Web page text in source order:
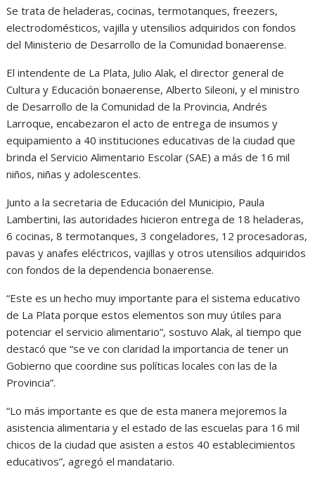
Se trata de heladeras, cocinas, termotanques, freezers,
electrodomésticos, vajilla y utensilios adquiridos con fondos
del Ministerio de Desarrollo de la Comunidad bonaerense.
El intendente de La Plata, Julio Alak, el director general de
Cultura y Educación bonaerense, Alberto Sileoni, y el ministro
de Desarrollo de la Comunidad de la Provincia, Andrés
Larroque, encabezaron el acto de entrega de insumos y
equipamiento a 40 instituciones educativas de la ciudad que
brinda el Servicio Alimentario Escolar (SAE) a más de 16 mil
niños, niñas y adolescentes.
Junto a la secretaria de Educación del Municipio, Paula
Lambertini, las autoridades hicieron entrega de 18 heladeras,
6 cocinas, 8 termotanques, 3 congeladores, 12 procesadoras,
pavas y anafes eléctricos, vajillas y otros utensilios adquiridos
con fondos de la dependencia bonaerense.
“Este es un hecho muy importante para el sistema educativo
de La Plata porque estos elementos son muy útiles para
potenciar el servicio alimentario”, sostuvo Alak, al tiempo que
destacó que “se ve con claridad la importancia de tener un
Gobierno que coordine sus políticas locales con las de la
Provincia”.
“Lo más importante es que de esta manera mejoremos la
asistencia alimentaria y el estado de las escuelas para 16 mil
chicos de la ciudad que asisten a estos 40 establecimientos
educativos”, agregó el mandatario.